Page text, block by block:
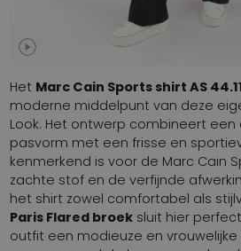
Het Marc Cain Sports shirt AS
moderne middelpunt van deze
Look. Het ontwerp combineert
pasvorm met een frisse en
kenmerkend is voor de Marc Cain
zachte stof en de verfijnde
het shirt zowel comfortabel als
Paris Flared broek sluit hier
outfit een modieuze en vrouwelijke